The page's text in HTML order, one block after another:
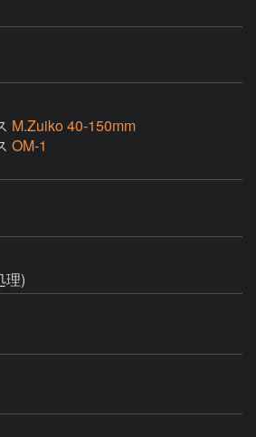
M.Zuiko 40-150mm
OM-1
理)